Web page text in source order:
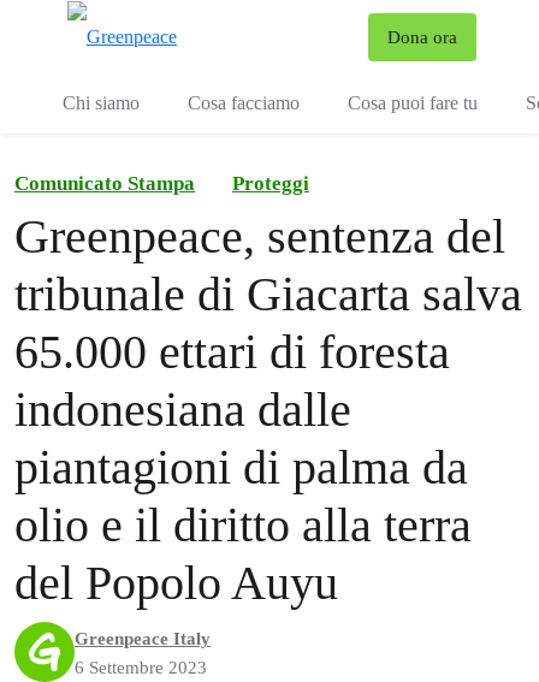
Dona ora
Chi siamo Cosa facciamo Cosa puoi fare tu
Comunicato Stampa Proteggi
Greenpeace, sentenza del
tribunale di Giacarta salva
65.000 ettari di foresta
indonesiana dalle
piantagioni di palma da
olio e il diritto alla terra
del Popolo Auyu
Greenpeace Italy
6 Settembre 2023